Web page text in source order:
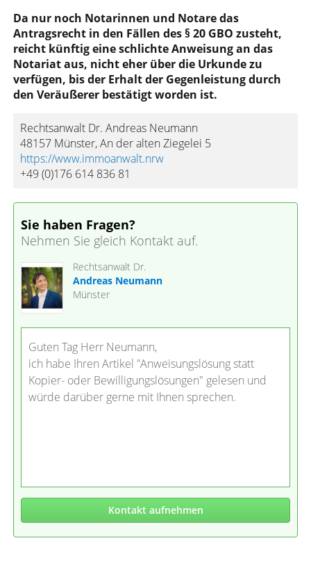
Da nur noch Notarinnen und Notare das
Antragsrecht in den Fällen des § 20 GBO zusteht,
reicht künftig eine schlichte Anweisung an das
Notariat aus, nicht eher über die Urkunde zu
verfügen, bis der Erhalt der Gegenleistung durch
den Veräußerer bestätigt worden ist.
Rechtsanwalt Dr. Andreas Neumann
48157 Münster, An der alten Ziegelei 5
https://www.immoanwalt.nrw
+49 (0)176 614 836 81
Sie haben Fragen?
Nehmen Sie gleich Kontakt auf.
Rechtsanwalt Dr.
Andreas Neumann
Münster
Guten Tag Herr Neumann,
ich habe Ihren Artikel "Anweisungslösung statt
Kopier- oder Bewilligungslösungen" gelesen und
würde darüber gerne mit Ihnen sprechen.
Kontakt aufnehmen